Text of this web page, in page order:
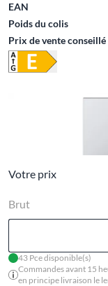
EAN
Poids du colis
Prix de vente conseillé
Votre prix
Brut
43 Pce disponible(s)
Commandes avant 15
en principe livraison le